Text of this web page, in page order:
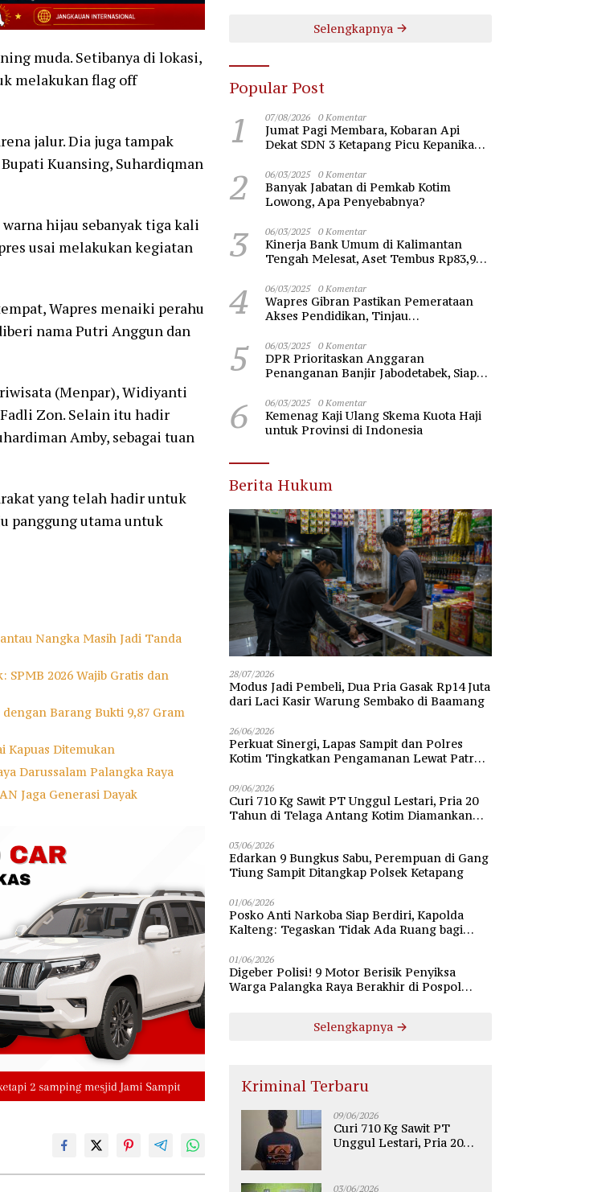
muda. Setibanya di lokasi,
melakukan flag off
jalur. Dia juga tampak
Kuansing, Suhardiqman
hijau sebanyak tiga kali
usai melakukan kegiatan
Wapres menaiki perahu
nama Putri Anggun dan
(Menpar), Widiyanti
Zon. Selain itu hadir
Amby, sebagai tuan
yang telah hadir untuk
panggung utama untuk
Nangka Masih Jadi Tanda
2026 Wajib Gratis dan
Barang Bukti 9,87 Gram
Kapuas Ditemukan
Darussalam Palangka Raya
Jaga Generasi Dayak
Selengkapnya
Popular Post
1 07/08/2026 0 Komentar
Jumat Pagi Membara, Kobaran Api
Dekat SDN 3 Ketapang Picu Kepanikan
2 06/03/2025 0 Komentar
Banyak Jabatan di Pemkab Kotim
Lowong, Apa Penyebabnya?
3 06/03/2025 0 Komentar
Kinerja Bank Umum di Kalimantan
Tengah Melesat, Aset Tembus Rp83,98
4 06/03/2025 0 Komentar
Wapres Gibran Pastikan Pemerataan
Akses Pendidikan, Tinjau
Nawawi Banten
5 06/03/2025 0 Komentar
DPR Prioritaskan Anggaran
Penanganan Banjir Jabodetabek, Siap
6 06/03/2025 0 Komentar
Kemenag Kaji Ulang Skema Kuota Haji
untuk Provinsi di Indonesia
Berita Hukum
28/07/2026
Modus Jadi Pembeli, Dua Pria Gasak Rp14 Juta
dari Laci Kasir Warung Sembako di Baamang
26/06/2026
Perkuat Sinergi, Lapas Sampit dan Polres
Kotim Tingkatkan Pengamanan Lewat Patroli
09/06/2026
Curi 710 Kg Sawit PT Unggul Lestari, Pria 20
Tahun di Telaga Antang Kotim Diamankan
03/06/2026
Edarkan 9 Bungkus Sabu, Perempuan di Gang
Tiung Sampit Ditangkap Polsek Ketapang
01/06/2026
Posko Anti Narkoba Siap Berdiri, Kapolda
Kalteng: Tegaskan Tidak Ada Ruang bagi
01/06/2026
Digeber Polisi! 9 Motor Berisik Penyiksa
Warga Palangka Raya Berakhir di Pospol
Selengkapnya
Kriminal Terbaru
09/06/2026
Curi 710 Kg Sawit PT
Unggul Lestari, Pria 20
03/06/2026